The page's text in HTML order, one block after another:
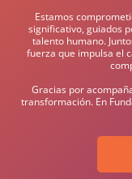
Estamos
significativo, guiados
talento humano.
fuerza que impulsa el
Gracias por
transformación. En